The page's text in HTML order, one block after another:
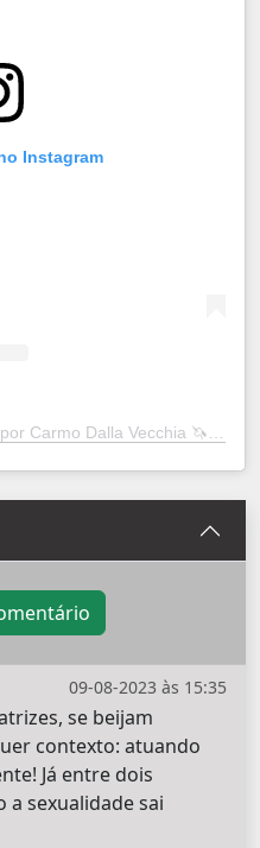
Instagram
Uma publicação compartilhada por Carmo Dalla Vecchia 🦄 (@carmodallavecchia)
09-08-2023 às 15:35
se beijam
contexto: atuando
Já entre dois
a sexualidade sai